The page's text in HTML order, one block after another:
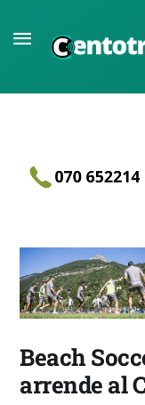
Beach
arrende al